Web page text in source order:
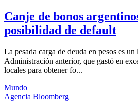
Canje de bonos
posibilidad de default
La pesada carga de deuda en pesos es un
Administración anterior, que gastó en
locales para obtener fo...
Mundo
Agencia Bloomberg
|